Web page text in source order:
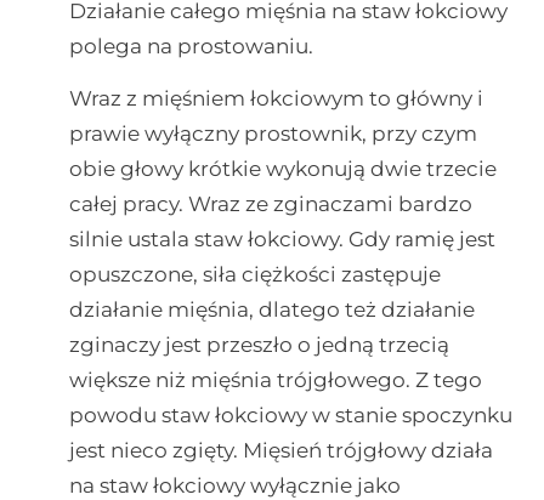
Działanie całego mięśnia na staw łokciowy
polega na prostowaniu.
Wraz z mięśniem łokciowym to główny i
prawie wyłączny prostownik, przy czym
obie głowy krótkie wykonują dwie trzecie
całej pracy. Wraz ze zginaczami bardzo
silnie ustala staw łokciowy. Gdy ramię jest
opuszczone, siła ciężkości zastępuje
działanie mięśnia, dlatego też działanie
zginaczy jest przeszło o jedną trzecią
większe niż mięśnia trójgłowego. Z tego
powodu staw łokciowy w stanie spoczynku
jest nieco zgięty. Mięsień trójgłowy działa
na staw łokciowy wyłącznie jako